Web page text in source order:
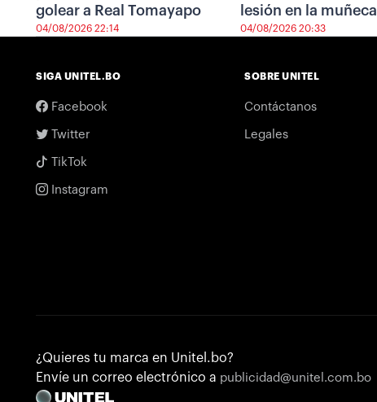
golear a Real Tomayapo
04/08/2026 22:14
lesión en la muñeca
04/08/2026 20:33
SIGA UNITEL.BO
Facebook
Twitter
TikTok
Instagram
SOBRE UNITEL
Contáctanos
Legales
¿Quieres tu marca en Unitel.bo?
Envíe un correo electrónico a publicidad@unitel.com.bo